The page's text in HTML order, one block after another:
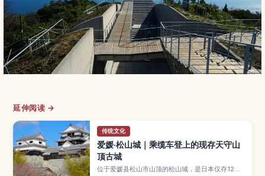
延伸阅读 →
传统文化
爱媛·松山城｜乘缆车登上的现存天守山
顶古城
位于爱媛县松山市山顶的松山城，是日本仅存12座